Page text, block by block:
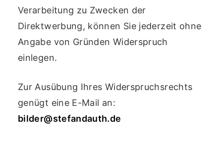
Verarbeitung zu Zwecken der
Direktwerbung, können Sie jederzeit ohne
Angabe von Gründen Widerspruch
einlegen.
Zur Ausübung Ihres Widerspruchsrechts
genügt eine E-Mail an:
bilder@stefandauth.de